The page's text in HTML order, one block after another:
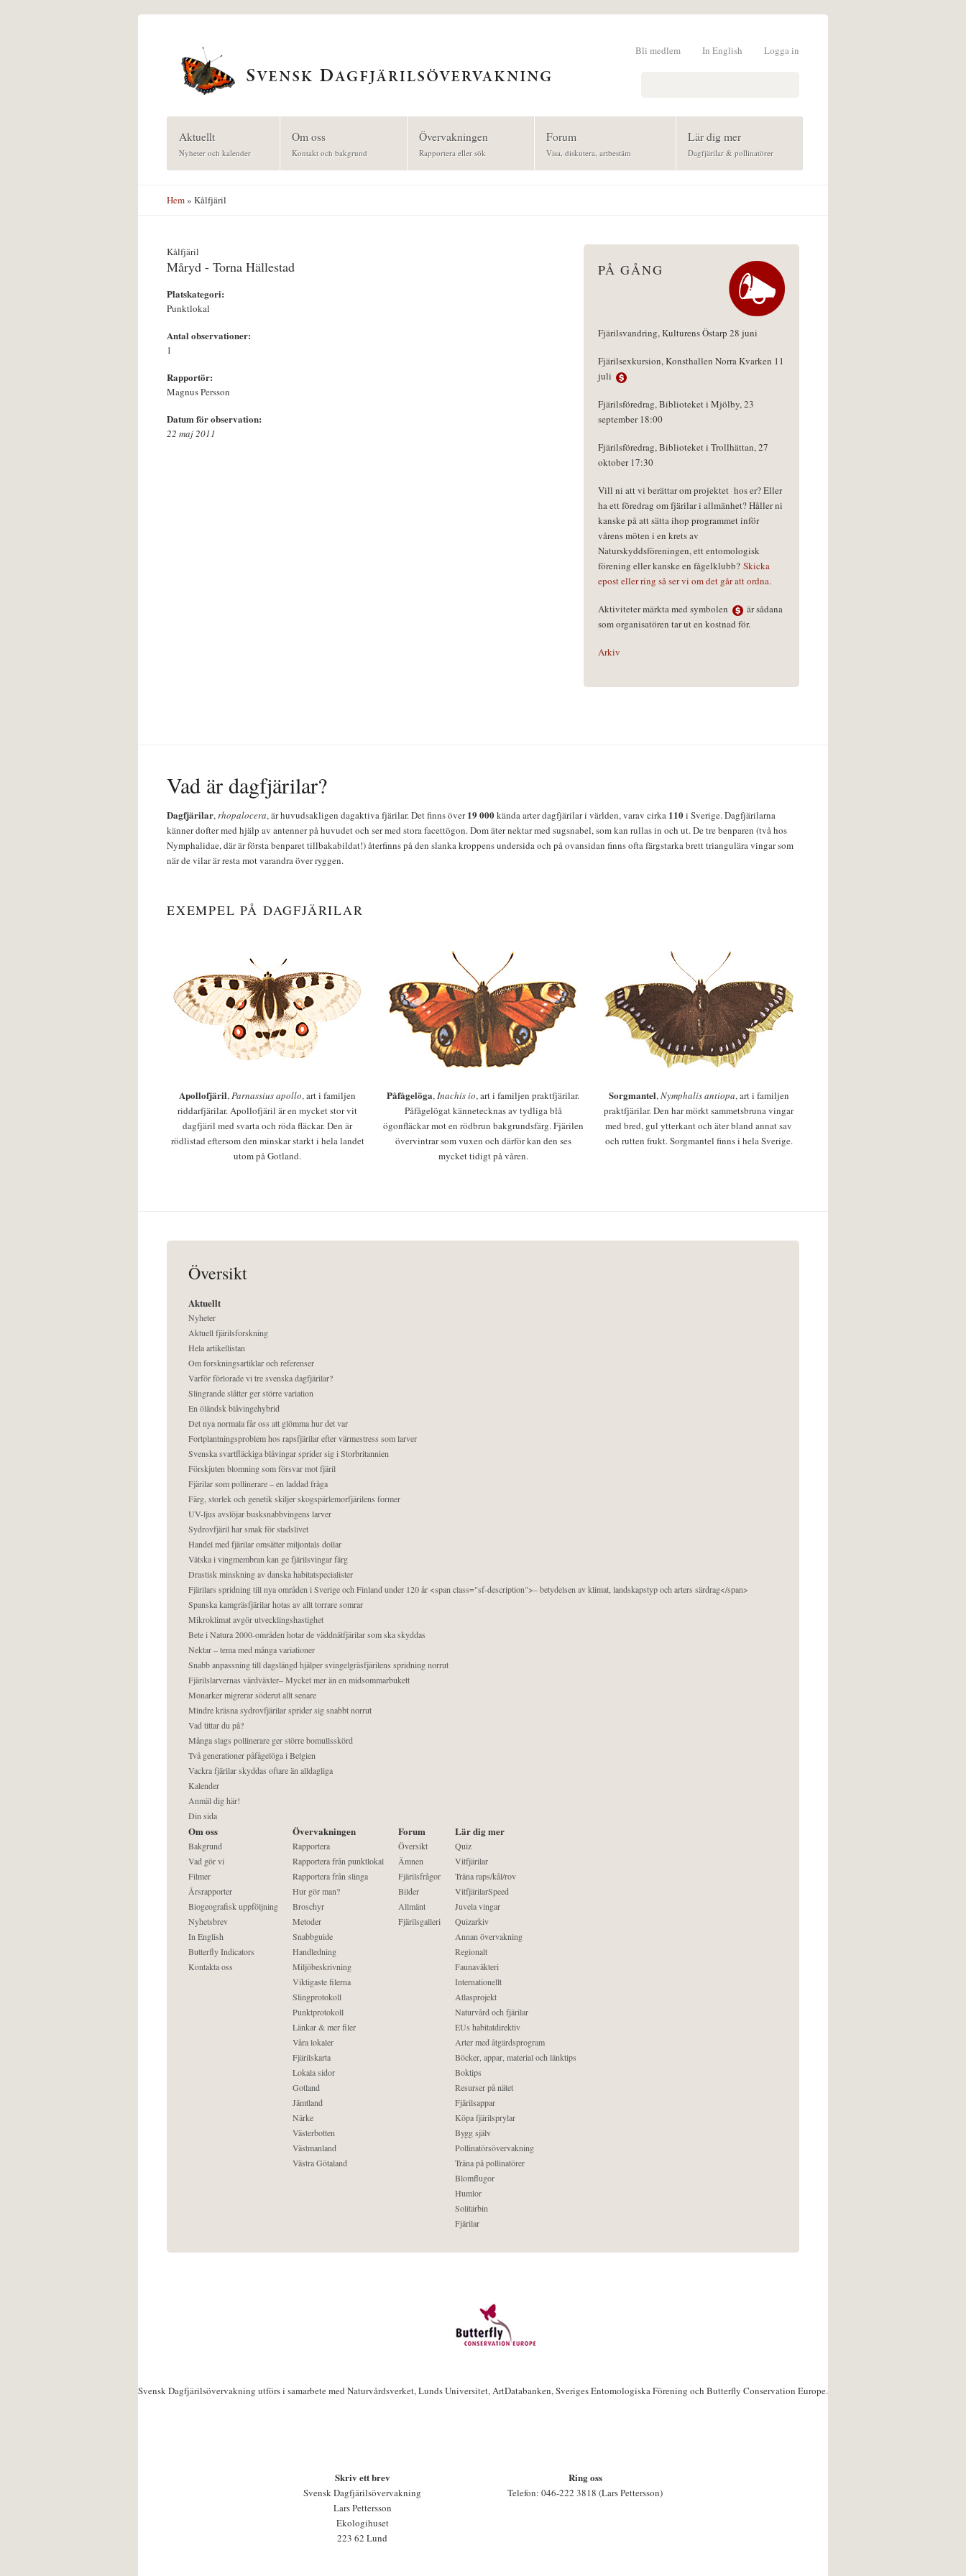
Logga in
In English
Bli medlem
Aktuellt
Nyheter och kalender
Om oss
Kontakt och bakgrund
Övervakningen
Rapportera eller sök
Forum
Visa, diskutera, artbestäm
Lär dig mer
Dagfjärilar & pollinatörer
Hem» Kålfjäril
Kålfjäril
Måryd - Torna Hällestad
Platskategori:
Punktlokal
Antal observationer:
1
Rapportör:
Magnus Persson
Datum för observation:
22 maj 2011
PÅ GÅNG
Fjärilsvandring, Kulturens Östarp 28 juni
Fjärilsexkursion, Konsthallen Norra Kvarken 11
juli
Fjärilsföredrag, Biblioteket i Mjölby, 23
september 18:00
Fjärilsföredrag, Biblioteket i Trollhättan, 27
oktober 17:30
Vill ni att vi berättar om projektet hos er? Eller
ha ett föredrag om fjärilar i allmänhet? Håller ni
kanske på att sätta ihop programmet inför
vårens möten i en krets av
Naturskyddsföreningen, ett entomologisk
förening eller kanske en fågelklubb? Skicka
epost eller ring så ser vi om det går att ordna.
Aktiviteter märkta med symbolen
är sådana
som organisatören tar ut en kostnad för.
Arkiv
Vad är dagfjärilar?
Dagfjärilar,rhopalocera, är huvudsakligen dagaktiva fjärilar. Det finns över19 000kända arter dagfjärilar i världen, varav cirka 110i Sverige. Dagfjärilarna
känner dofter med hjälp av antenner på huvudet och ser med stora facettögon. Dom äter nektar med sugsnabel, som kan rullas in och ut. De tre benparen (två hos
Nymphalidae, där är första benparet tillbakabildat!) återfinns på den slanka kroppens undersida och på ovansidan finns ofta färgstarka brett triangulära vingar som
när de vilar är resta mot varandra över ryggen.
EXEMPEL PÅ DAGFJÄRILAR
Apollofjäril,Parnassius apollo, art i familjen
riddarfjärilar. Apollofjäril är en mycket stor vit
dagfjäril med svarta och röda fläckar. Den är
rödlistad eftersom den minskar starkt i hela landet
utom på Gotland.
Påfågelöga,Inachis io, art i familjen praktfjärilar.
Påfågelögat kännetecknas av tydliga blå
ögonfläckar mot en rödbrun bakgrundsfärg. Fjärilen
övervintrar som vuxen och därför kan den ses
mycket tidigt på våren.
Sorgmantel,Nymphalis antiopa, art i familjen
praktfjärilar. Den har mörkt sammetsbruna vingar
med bred, gul ytterkant och äter bland annat sav
och rutten frukt. Sorgmantel finns i hela Sverige.
Översikt
Aktuellt
Nyheter
Aktuell fjärilsforskning
Hela artikellistan
Om forskningsartiklar och referenser
Varför förlorade vi tre svenska dagfjärilar?
Slingrande slåtter ger större variation
En öländsk blåvingehybrid
Det nya normala får oss att glömma hur det var
Fortplantningsproblem hos rapsfjärilar efter värmestress som larver
Svenska svartfläckiga blåvingar sprider sig i Storbritannien
Förskjuten blomning som försvar mot fjäril
Fjärilar som pollinerare – en laddad fråga
Färg, storlek och genetik skiljer skogspärlemorfjärilens former
UV-ljus avslöjar busksnabbvingens larver
Sydrovfjäril har smak för stadslivet
Handel med fjärilar omsätter miljontals dollar
Vätska i vingmembran kan ge fjärilsvingar färg
Drastisk minskning av danska habitatspecialister
Fjärilars spridning till nya områden i Sverige och Finland under 120 år <span class="sf-description">– betydelsen av klimat, landskapstyp och arters särdrag</span>
Spanska kamgräsfjärilar hotas av allt torrare somrar
Mikroklimat avgör utvecklingshastighet
Bete i Natura 2000-områden hotar de väddnätfjärilar som ska skyddas
Nektar – tema med många variationer
Snabb anpassning till dagslängd hjälper svingelgräsfjärilens spridning norrut
Fjärilslarvernas värdväxter– Mycket mer än en midsommarbukett
Monarker migrerar söderut allt senare
Mindre kräsna sydrovfjärilar sprider sig snabbt norrut
Vad tittar du på?
Många slags pollinerare ger större bomullsskörd
Två generationer påfågelöga i Belgien
Vackra fjärilar skyddas oftare än alldagliga
Kalender
Anmäl dig här!
Din sida
Om oss
Bakgrund
Vad gör vi
Filmer
Årsrapporter
Biogeografisk uppföljning
Nyhetsbrev
In English
Butterfly Indicators
Kontakta oss
Övervakningen
Rapportera
Rapportera från punktlokal
Rapportera från slinga
Hur gör man?
Broschyr
Metoder
Snabbguide
Handledning
Miljöbeskrivning
Viktigaste filerna
Slingprotokoll
Punktprotokoll
Länkar & mer filer
Våra lokaler
Fjärilskarta
Lokala sidor
Gotland
Jämtland
Närke
Västerbotten
Västmanland
Västra Götaland
Forum
Översikt
Ämnen
Fjärilsfrågor
Bilder
Allmänt
Fjärilsgalleri
Lär dig mer
Quiz
Vitfjärilar
Träna raps/kål/rov
VitfjärilarSpeed
Juvela vingar
Quizarkiv
Annan övervakning
Regionalt
Faunaväkteri
Internationellt
Atlasprojekt
Naturvård och fjärilar
EUs habitatdirektiv
Arter med åtgärdsprogram
Böcker, appar, material och länktips
Boktips
Resurser på nätet
Fjärilsappar
Köpa fjärilsprylar
Bygg själv
Pollinatörsövervakning
Träna på pollinatörer
Blomflugor
Humlor
Solitärbin
Fjärilar
Svensk Dagfjärilsövervakning utförs i samarbete med Naturvårdsverket, Lunds Universitet, ArtDatabanken, Sveriges Entomologiska Förening och Butterfly Conservation Europe.
Skriv ett brev
Svensk Dagfjärilsövervakning
Lars Pettersson
Ekologihuset
223 62 Lund
Ring oss
Telefon: 046-222 3818 (Lars Pettersson)